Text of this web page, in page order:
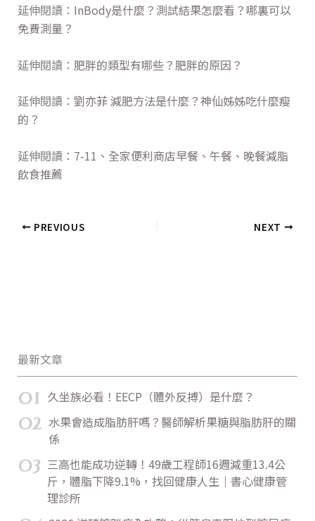
延伸閱讀： InBody是什麼？測試結果怎麼看？哪裏可以
免費測量？
延伸閱讀： 肥胖的類型有哪些？肥胖的原因？
延伸閱讀： 劉亦菲 減肥方法是什麼？神仙姊姊吃什麼瘦
的？
延伸閱讀： 7-11、全家便利商店早餐、午餐、晚餐減脂
飲食推薦
PREVIOUS NEXT
最新文章
01 久坐族必看！EECP（體外反搏）是什麼？
02 水果會造成脂肪肝嗎？醫師解析果糖與脂肪肝的關
係
03 三高也能成功逆轉！49歲工程師16週減重13.4公
斤，體脂下降9.1%，找回健康人生｜書心健康管
理診所